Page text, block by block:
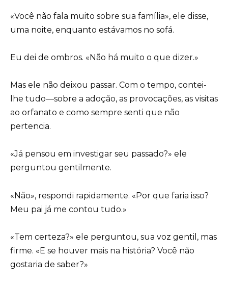
«Você não fala muito sobre sua família», ele disse,
uma noite, enquanto estávamos no sofá.
Eu dei de ombros. «Não há muito o que dizer.»
Mas ele não deixou passar. Com o tempo, contei-
lhe tudo—sobre a adoção, as provocações, as visitas
ao orfanato e como sempre senti que não
pertencia.
«Já pensou em investigar seu passado?» ele
perguntou gentilmente.
«Não», respondi rapidamente. «Por que faria isso?
Meu pai já me contou tudo.»
«Tem certeza?» ele perguntou, sua voz gentil, mas
firme. «E se houver mais na história? Você não
gostaria de saber?»